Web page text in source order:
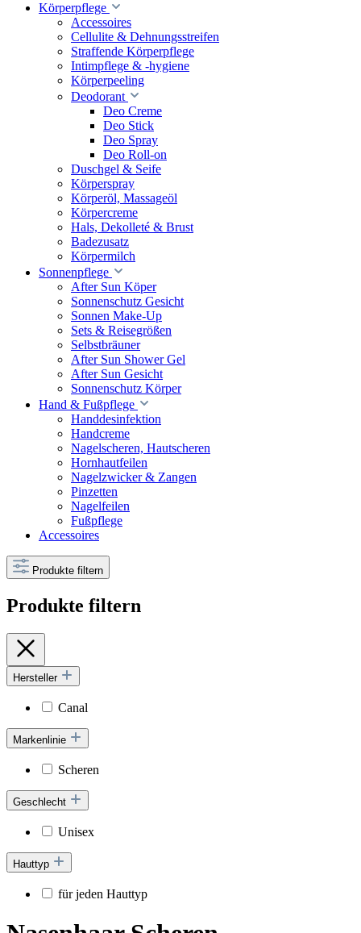
Körperpflege
Accessoires
Cellulite & Dehnungsstreifen
Straffende Körperpflege
Intimpflege & -hygiene
Körperpeeling
Deodorant
Deo Creme
Deo Stick
Deo Spray
Deo Roll-on
Duschgel & Seife
Körperspray
Körperöl, Massageöl
Körpercreme
Hals, Dekolleté & Brust
Badezusatz
Körpermilch
Sonnenpflege
After Sun Köper
Sonnenschutz Gesicht
Sonnen Make-Up
Sets & Reisegrößen
Selbstbräuner
After Sun Shower Gel
After Sun Gesicht
Sonnenschutz Körper
Hand & Fußpflege
Handdesinfektion
Handcreme
Nagelscheren, Hautscheren
Hornhautfeilen
Nagelzwicker & Zangen
Pinzetten
Nagelfeilen
Fußpflege
Accessoires
Produkte filtern
Produkte filtern
Hersteller
Canal
Markenlinie
Scheren
Geschlecht
Unisex
Hauttyp
für jeden Hauttyp